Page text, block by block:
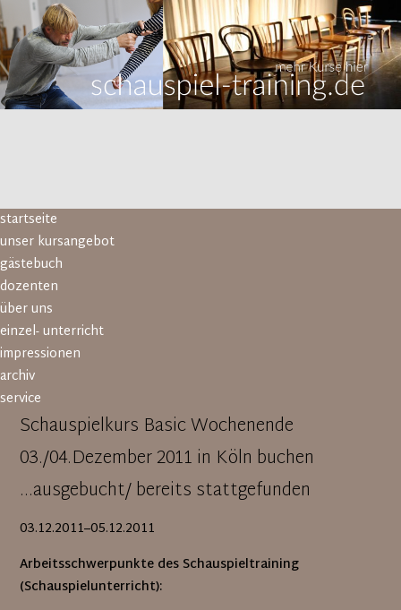
Navigation
überspringen
startseite
unser kursangebot
gästebuch
dozenten
über uns
einzel- unterricht
impressionen
archiv
service
Schauspielkurs Basic Wochenende
03./04.Dezember 2011 in Köln buchen
...ausgebucht/ bereits stattgefunden
03.12.2011–05.12.2011
Arbeitsschwerpunkte des Schauspieltraining
(Schauspielunterricht):